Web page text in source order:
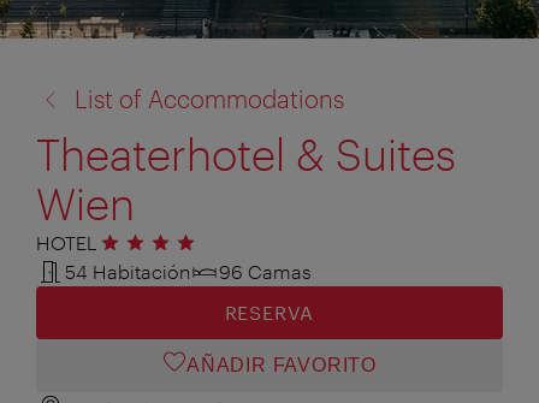
a:
List of Accommodations
Theaterhotel & Suites
Wien
HOTEL 4 estrellas
54 Habitación
96 Camas
RESERVA
AÑADIR FAVORITO